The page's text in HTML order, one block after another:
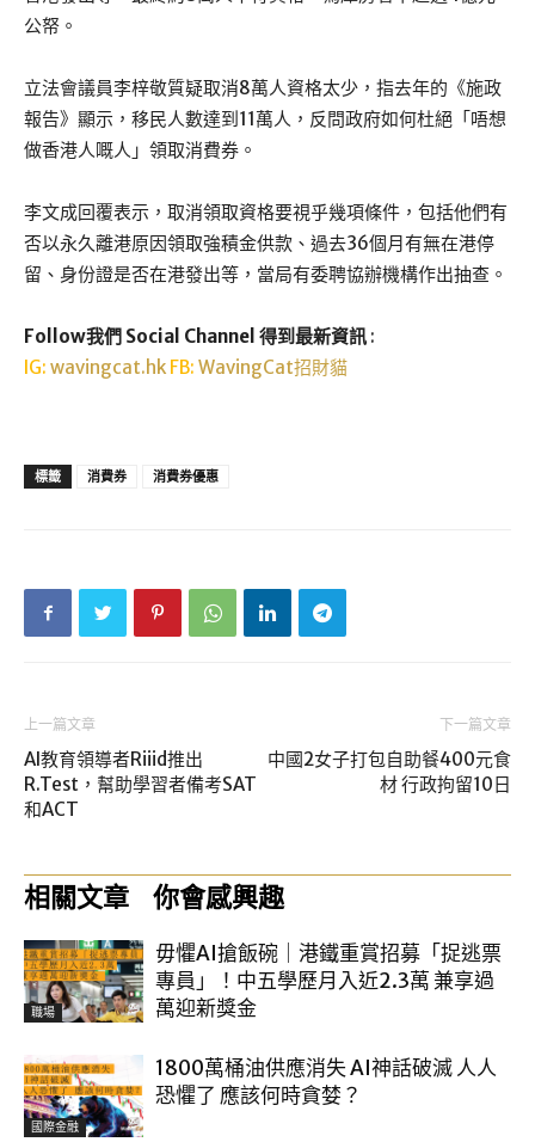
公帑。
立法會議員李梓敬質疑取消8萬人資格太少，指去年的《施政
報告》顯示，移民人數達到11萬人，反問政府如何杜絕「唔想
做香港人嘅人」領取消費券。
李文成回覆表示，取消領取資格要視乎幾項條件，包括他們有
否以永久離港原因領取強積金供款、過去36個月有無在港停
留、身份證是否在港發出等，當局有委聘協辦機構作出抽查。
Follow我們 Social Channel 得到最新資訊 :
IG: wavingcat.hk FB: WavingCat招財貓
標籤 消費券 消費券優惠
上一篇文章
AI教育領導者Riiid推出
R.Test，幫助學習者備考SAT
和ACT
下一篇文章
中國2女子打包自助餐400元食
材 行政拘留10日
相關文章 你會感興趣
職場
毋懼AI搶飯碗｜港鐵重賞招募「捉逃票
專員」！中五學歷月入近2.3萬 兼享過
萬迎新獎金
國際金融
1800萬桶油供應消失 AI神話破滅 人人
恐懼了 應該何時貪婪？